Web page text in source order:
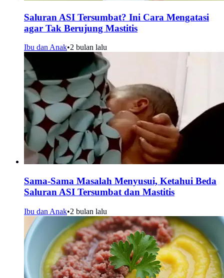
Saluran ASI Tersumbat? Ini Cara Mengatasi
agar Tak Berujung Mastitis
Ibu dan Anak•2 bulan lalu
Sama-Sama Masalah Menyusui, Ketahui Beda
Saluran ASI Tersumbat dan Mastitis
Ibu dan Anak•2 bulan lalu